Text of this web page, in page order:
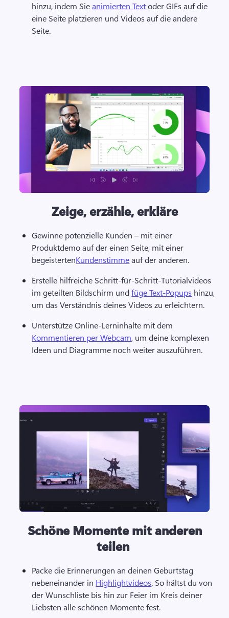
hinzu, indem Sie animierten Text oder GIFs auf die
eine Seite platzieren und Videos auf die andere
Seite.
Zeige, erzähle, erkläre
Gewinne potenzielle Kunden – mit einer
Produktdemo auf der einen Seite, mit einer
begeistertenKundenstimme auf der anderen.
Erstelle hilfreiche Schritt-für-Schritt-Tutorialvideos
im geteilten Bildschirm und füge Text-Popups hinzu,
um das Verständnis deines Videos zu erleichtern.
Unterstütze Online-Lerninhalte mit dem
Kommentieren per Webcam, um deine komplexen
Ideen und Diagramme noch weiter auszuführen.
Schöne Momente mit anderen
teilen
Packe die Erinnerungen an deinen Geburtstag
nebeneinander in Highlightvideos. So hältst du von
der Wunschliste bis hin zur Feier im Kreis deiner
Liebsten alle schönen Momente fest.